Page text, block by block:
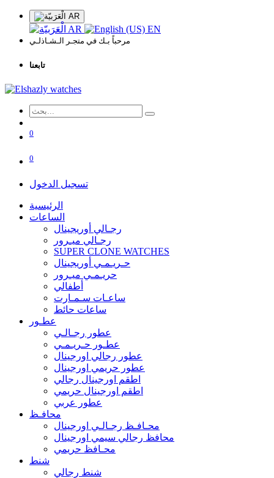
AR
AR EN
مرحباً بـك في متجـر الـشـاذلـي
تابعنا
0
0
تسجيل الدخول
الرئيسية
الساعات
رجـالي أوريجينال
رجـالي ميـرور
SUPER CLONE WATCHES
حـريـمـي أوريجينال
حريـمـي ميـرور
أطفالي
ساعـات سـمـارت
ساعات حائط
عطـور
عطور رجـالـي
عطـور حـريـمـي
عطور رجالي اورجينال
عطور حريمي اورجينال
اطقم اورجينال رجالي
اطقم اورجينال حريمي
عطور عربي
محافـظ
محـافـظ رجـالـي اورجينال
محافظ رجالي سيمي اورجينال
محـافظ حريمي
شنط
شنط رجالي